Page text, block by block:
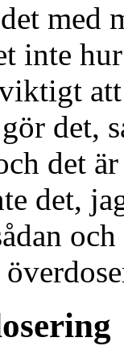
med
inte
det,
det
det,